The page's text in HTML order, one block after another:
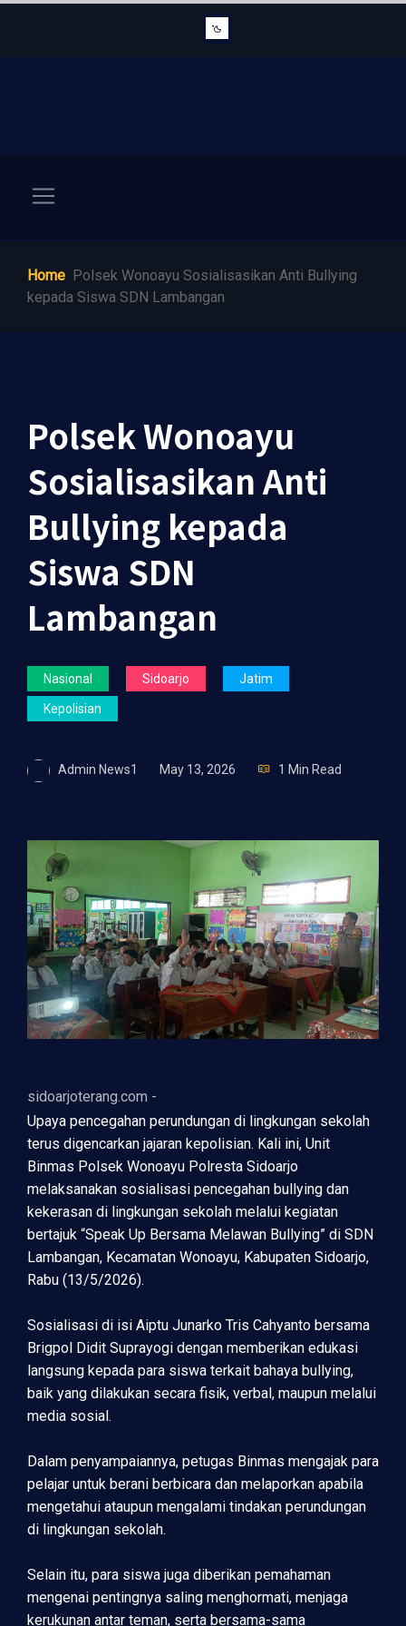
Home Polsek Wonoayu Sosialisasikan Anti Bullying
kepada Siswa SDN Lambangan
Polsek Wonoayu
Sosialisasikan Anti
Bullying kepada
Siswa SDN
Lambangan
Nasional Sidoarjo Jatim
Kepolisian
Admin News1 May 13, 2026 1 Min Read
sidoarjoterang.com -
Upaya pencegahan perundungan di lingkungan sekolah
terus digencarkan jajaran kepolisian. Kali ini, Unit
Binmas Polsek Wonoayu Polresta Sidoarjo
melaksanakan sosialisasi pencegahan bullying dan
kekerasan di lingkungan sekolah melalui kegiatan
bertajuk “Speak Up Bersama Melawan Bullying” di SDN
Lambangan, Kecamatan Wonoayu, Kabupaten Sidoarjo,
Rabu (13/5/2026).
Sosialisasi di isi Aiptu Junarko Tris Cahyanto bersama
Brigpol Didit Suprayogi dengan memberikan edukasi
langsung kepada para siswa terkait bahaya bullying,
baik yang dilakukan secara fisik, verbal, maupun melalui
media sosial.
Dalam penyampaiannya, petugas Binmas mengajak para
pelajar untuk berani berbicara dan melaporkan apabila
mengetahui ataupun mengalami tindakan perundungan
di lingkungan sekolah.
Selain itu, para siswa juga diberikan pemahaman
mengenai pentingnya saling menghormati, menjaga
kerukunan antar teman, serta bersama-sama